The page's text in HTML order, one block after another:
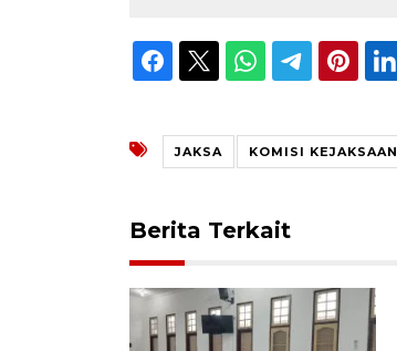
JAKSA KOMISI KEJAKSAAN
Berita Terkait